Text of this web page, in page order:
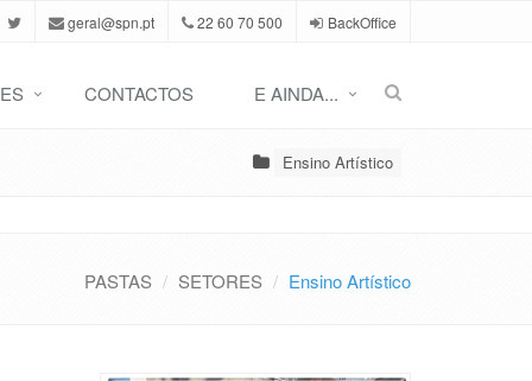
geral@spn.pt 22 60 70 500 BackOffice
CONTACTOS E AINDA...
Ensino Artístico
PASTAS SETORES Ensino Artístico